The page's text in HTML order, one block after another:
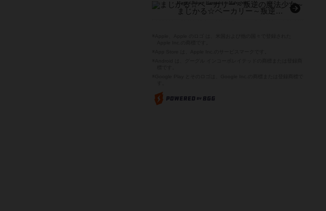
Magical Bakery: Hangyaku no Mahoshojo
まじかる☆ベーカリー～叛逆の魔法少女～